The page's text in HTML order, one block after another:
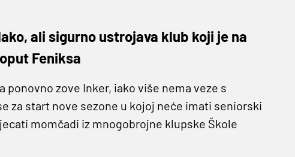
ali sigurno ustrojava klub koji je na
Feniksa
zove Inker, iako više nema veze s
za start nove sezone u kojoj neće imati seniorski
momčadi iz mnogobrojne klupske Škole